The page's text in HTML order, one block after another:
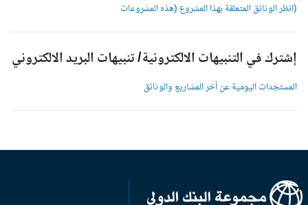
(انظر الوثائق المتعلقة بهذا المشروع (هذه المشروعات
إشترك في التنبيهات الالكترونية/ تنبيهات البريد الالكتروني
المستجدات اليومية عن آخر المشاريع والوثائق